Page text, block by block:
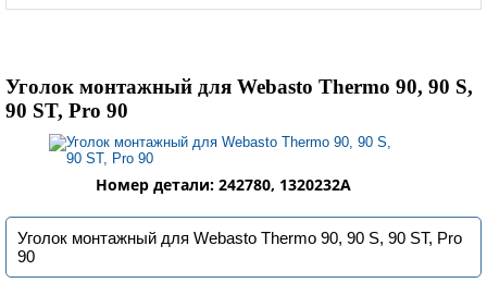
Уголок монтажный для Webasto Thermo 90, 90 S,
90 ST, Pro 90
Номер детали: 242780, 1320232A
Уголок монтажный для Webasto Thermo 90, 90 S, 90 ST, Pro
90